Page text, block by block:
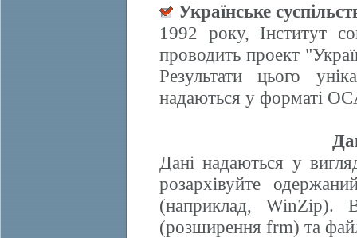
Українське
1992 року, Інститут
проводить проект
Результати цього
надаються у форматі
Дані надаються у
розархівуйте
(наприклад, WinZip).
(розширення frm) та